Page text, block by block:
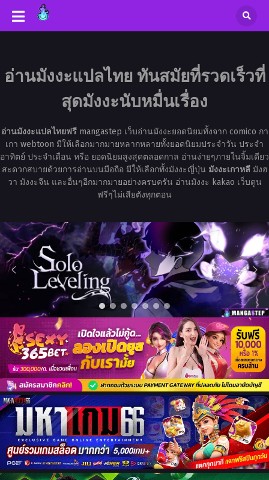
อ่านมังงะแปลไทย ทันสมัยที่รวดเร็วที่
สุดมังงะนับหมื่นเรื่อง
อ่านมังงะแปลไทยฟรีmangastep เว็บอ่านมังงะยอดนิยมทั้งจาก comico กา
เกา webtoon มีให้เลือกมากมายหลากหลายทั้งยอดนิยมประจำวัน ประจำ
อาทิตย์ ประจำเดือน หรือ ยอดนิยมสูงสุดตลอดกาล อ่านง่ายๆภายในจิ้มเดียว
สะดวกสบายด้วยการอ่านบนมือถือ มีให้เลือกทั้งมังงะญี่ปุ่น มังงะเกาหลีมังฮ
วา มังงะจีน และอื่นๆอีกมากมายอย่างครบครัน อ่านมังงะ kakao เว็บตูน
ฟรีๆไม่เสียตังทุกตอน